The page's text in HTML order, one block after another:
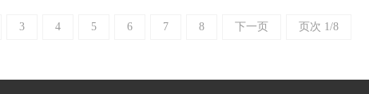
3 4 5 6 7 8 下一页 页次 1/8